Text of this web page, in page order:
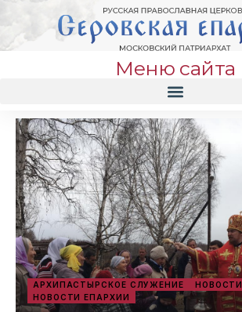
Меню сайта
АРХИПАСТЫРСКОЕ СЛУЖЕНИЕ
НОВОСТИ
НОВОСТИ ЕПАРХИИ